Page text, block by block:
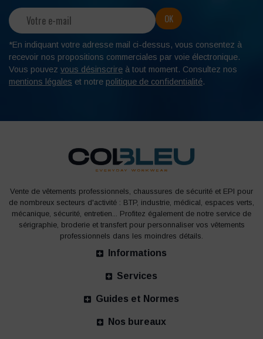
*En indiquant votre adresse mail ci-dessus, vous consentez à
recevoir nos propositions commerciales par voie électronique.
Vous pouvez vous désinscrire à tout moment. Consultez nos
mentions légales et notre politique de confidentialité.
Vente de vêtements professionnels, chaussures de sécurité et EPI pour
de nombreux secteurs d'activité : BTP, industrie, médical, espaces verts,
mécanique, sécurité, entretien... Profitez également de notre service de
sérigraphie, broderie et transfert pour personnaliser vos vêtements
professionnels dans les moindres détails.
Informations
Services
Guides et Normes
Nos bureaux